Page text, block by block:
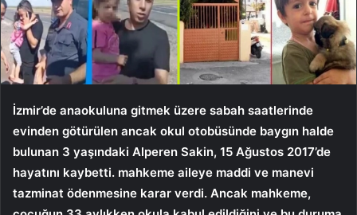
İzmir’de anaokuluna gitmek üzere sabah saatlerinde
evinden götürülen ancak okul otobüsünde baygın halde
bulunan 3 yaşındaki Alperen Sakin, 15 Ağustos 2017’de
hayatını kaybetti. mahkeme aileye maddi ve manevi
tazminat ödenmesine karar verdi. Ancak mahkeme,